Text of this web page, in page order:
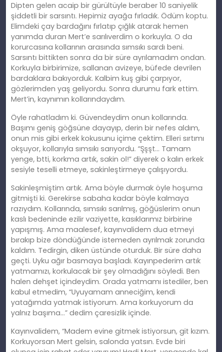
Dipten gelen acaip bir gürültüyle beraber 10 saniyelik
şiddetli bir sarsıntı. Hepimiz ayağa fırladık. Ödüm koptu.
Elimdeki çay bardağını fırlatıp çığlık atarak hemen
yanımda duran Mert’e sarılıverdim o korkuyla. O da
korurcasına kollarının arasında sımsıkı sardı beni.
Sarsıntı bittikten sonra da bir süre ayrılamadım ondan.
Korkuyla birbirimize, sallanan avizeye, büfede devrilen
bardaklara bakıyorduk. Kalbim kuş gibi çarpıyor,
gözlerimden yaş geliyordu. Sonra durumu fark ettim.
Mert’in, kaynımın kollarındaydım.
Öyle rahatladım ki. Güvendeydim onun kollarında.
Başımı geniş göğsüne dayayıp, derin bir nefes aldım,
onun mis gibi erkek kokusunu içime çektim. Elleri sırtımı
okşuyor, kollarıyla sımsıkı sarıyordu. “Şşşt… Tamam
yenge, btti, korkma artık, sakin ol!” diyerek o kalın erkek
sesiyle teselli etmeye, sakinleştirmeye çalışıyordu.
Sakinleşmiştim artık. Ama böyle durmak öyle hoşuma
gitmişti ki. Gerekirse sabaha kadar böyle kalmaya
razıydım. Kollarında, sımsıkı sarılmış, göğüslerim onun
kaslı bedeninde ezilir vaziyette, kasıklarımız birbirine
yapışmış. Ama maalesef, kayınvalidem dua etmeyi
bırakıp bize döndüğünde istemeden ayrılmak zorunda
kaldım. Tedirgin, diken üstünde oturduk. Bir süre daha
geçti. Uyku ağır basmaya başladı. Kayınpederim artık
yatmamızı, korkulacak bir şey olmadığını söyledi. Ben
halen dehşet içindeydim. Orada yatmamı istediler, ben
kabul etmedim, “Uyuyamam anneciğim, kendi
yatağımda yatmak istiyorum. Ama korkuyorum da
yalnız başıma…” dedim çaresizlik içinde.
Kayınvalidem, “Madem evine gitmek istiyorsun, git kızım.
Korkuyorsan Mert gelsin, salonda yatsın. Evde biri